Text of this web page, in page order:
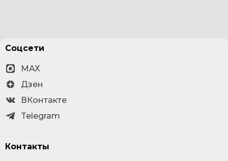
Соцсети
MAX
Дзен
ВКонтакте
Telegram
Контакты